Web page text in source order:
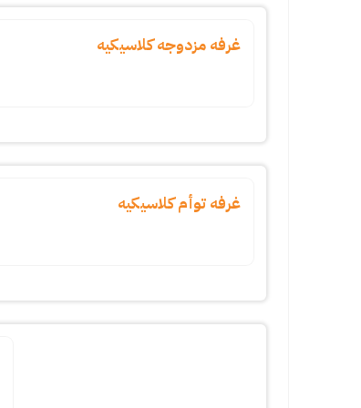
غرفه مزدوجه كلاسيكيه
غرفه توأم كلاسيكيه